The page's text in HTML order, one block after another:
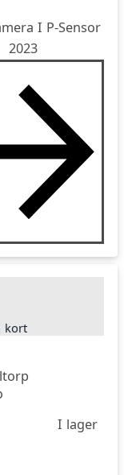
I P-Sensor
2023
I lager
kort